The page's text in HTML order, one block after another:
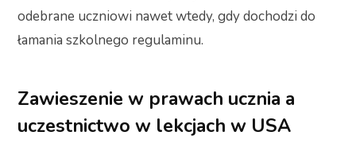
odebrane uczniowi nawet wtedy, gdy dochodzi do
łamania szkolnego regulaminu.
Zawieszenie w prawach ucznia a
uczestnictwo w lekcjach w USA